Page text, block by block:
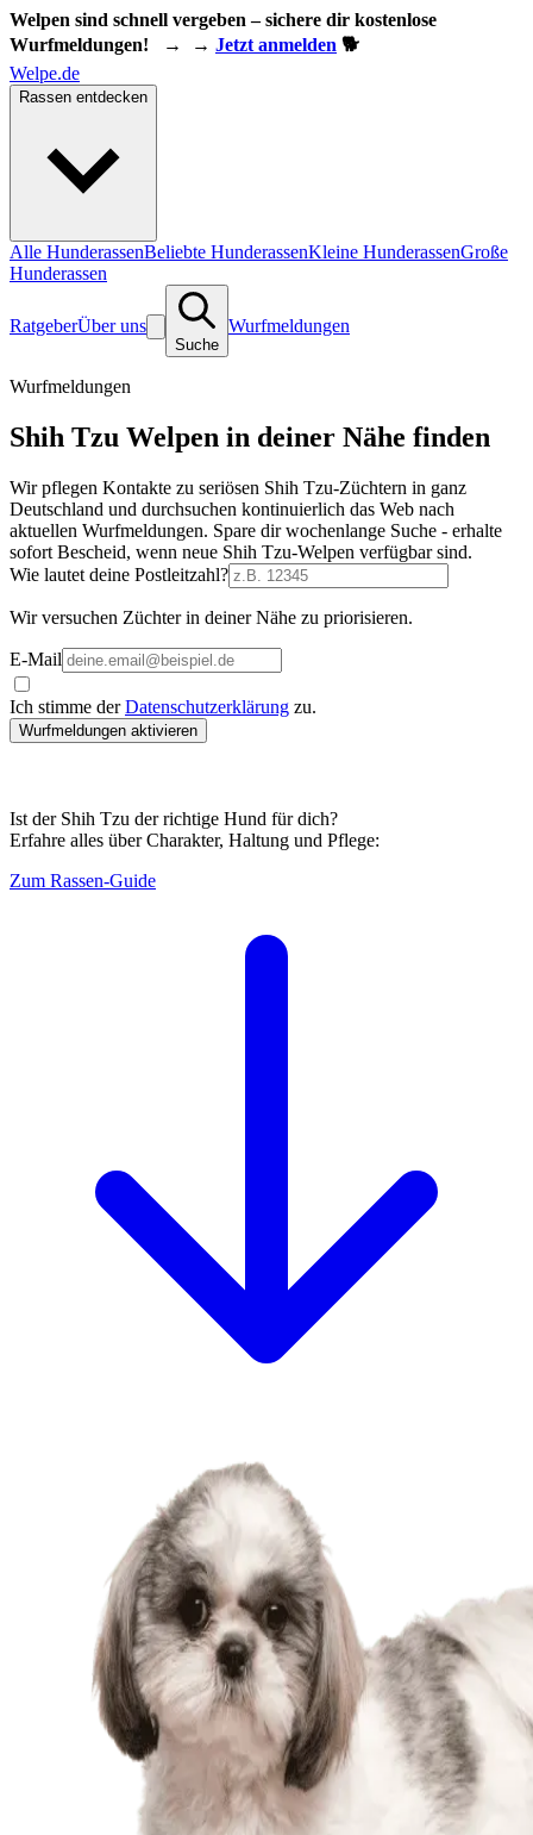
Welpen sind schnell vergeben – sichere dir kostenlose
Wurfmeldungen! → → Jetzt anmelden 🐕
Welpe.de
Rassen entdecken
Alle HunderassenBeliebte HunderassenKleine HunderassenGroße
Hunderassen
RatgeberÜber uns
Suche
Wurfmeldungen
Wurfmeldungen
Shih Tzu Welpen in deiner Nähe finden
Wir pflegen Kontakte zu seriösen Shih Tzu-Züchtern in ganz
Deutschland und durchsuchen kontinuierlich das Web nach
aktuellen Wurfmeldungen. Spare dir wochenlange Suche - erhalte
sofort Bescheid, wenn neue Shih Tzu-Welpen verfügbar sind.
Wie lautet deine Postleitzahl?
Wir versuchen Züchter in deiner Nähe zu priorisieren.
E-Mail
Ich stimme derDatenschutzerklärung zu.
Wurfmeldungen aktivieren
Ist der Shih Tzu der richtige Hund für dich?
Erfahre alles über Charakter, Haltung und Pflege:
Zum Rassen-Guide